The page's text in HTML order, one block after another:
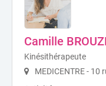
Camille
Kinésithérapeute
MEDICENTRE -